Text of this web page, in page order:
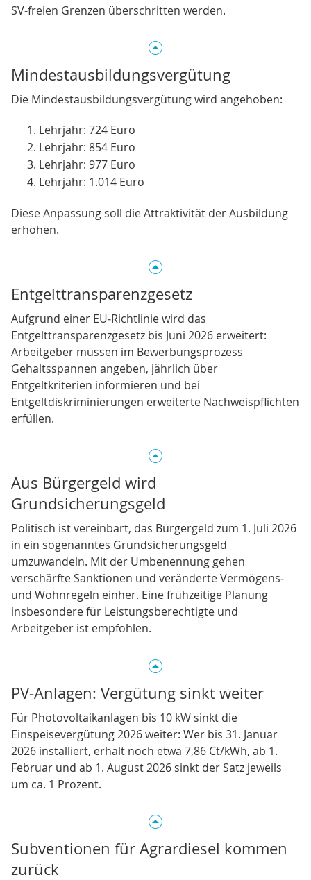
SV‑freien Grenzen überschritten werden.
Mindestausbildungsvergütung
Die Mindestausbildungsvergütung wird angehoben:
Lehrjahr: 724 Euro
Lehrjahr: 854 Euro
Lehrjahr: 977 Euro
Lehrjahr: 1.014 Euro
Diese Anpassung soll die Attraktivität der Ausbildung
erhöhen.
Entgelttransparenzgesetz
Aufgrund einer EU‑Richtlinie wird das
Entgelttransparenzgesetz bis Juni 2026 erweitert:
Arbeitgeber müssen im Bewerbungsprozess
Gehaltsspannen angeben, jährlich über
Entgeltkriterien informieren und bei
Entgeltdiskriminierungen erweiterte Nachweispflichten
erfüllen.
Aus Bürgergeld wird
Grundsicherungsgeld
Politisch ist vereinbart, das Bürgergeld zum 1. Juli 2026
in ein sogenanntes Grundsicherungsgeld
umzuwandeln. Mit der Umbenennung gehen
verschärfte Sanktionen und veränderte Vermögens‑
und Wohnregeln einher. Eine frühzeitige Planung
insbesondere für Leistungsberechtigte und
Arbeitgeber ist empfohlen.
PV‑Anlagen: Vergütung sinkt weiter
Für Photovoltaikanlagen bis 10 kW sinkt die
Einspeisevergütung 2026 weiter: Wer bis 31. Januar
2026 installiert, erhält noch etwa 7,86 Ct/kWh, ab 1.
Februar und ab 1. August 2026 sinkt der Satz jeweils
um ca. 1 Prozent.
Subventionen für Agrardiesel kommen
zurück